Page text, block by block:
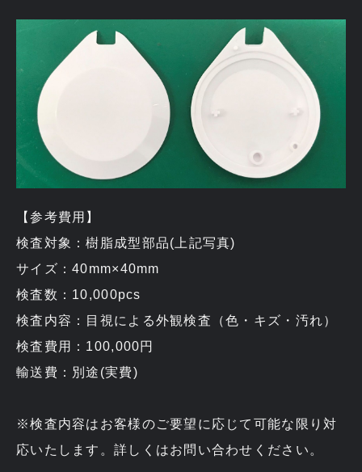
【参考費用】
検査対象：樹脂成型部品(上記写真)
サイズ：40mm×40mm
検査数：10,000pcs
検査内容：目視による外観検査（色・キズ・汚れ）
検査費用：100,000円
輸送費：別途(実費)
※検査内容はお客様のご要望に応じて可能な限り対
応いたします。詳しくはお問い合わせください。